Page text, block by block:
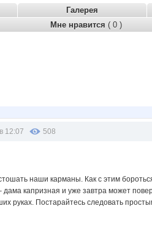
Галерея
Мне нравится ( 0 )
12:07 508
наши карманы. Как с этим
капризная и уже завтра может
руках. Постарайтесь следовать